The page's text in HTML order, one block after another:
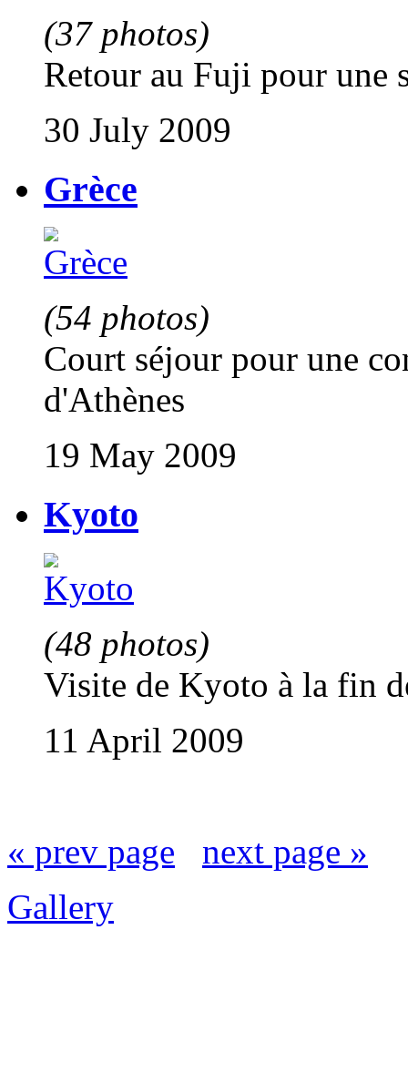
(37 photos)
Retour au Fuji pour une
30 July 2009
Grèce
(54 photos)
Court séjour pour une
d'Athènes
19 May 2009
Kyoto
(48 photos)
Visite de Kyoto à la fin
11 April 2009
« prev page
next page »
Gallery